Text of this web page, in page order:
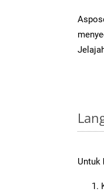
Untuk